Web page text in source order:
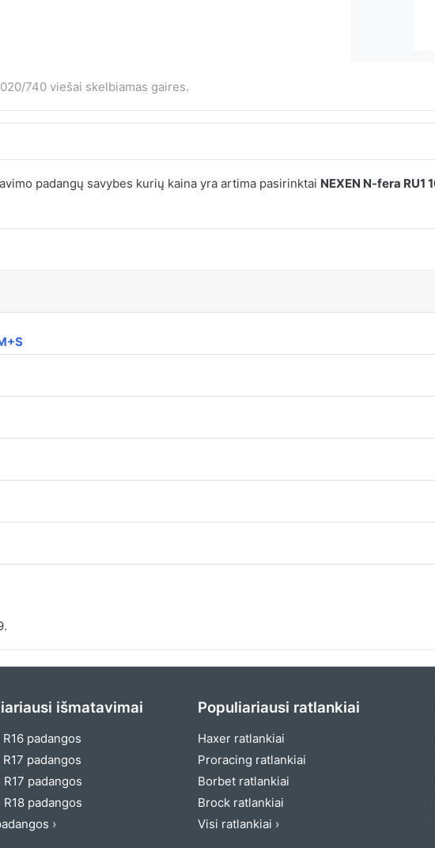
740 viešai skelbiamas gaires.
padangų savybes kurių kaina yra artima pasirinktai NEXEN N-fera RU1
išmatavimai
padangos
padangos
padangos
padangos
›
Populiariausi ratlankiai
Haxer ratlankiai
Proracing ratlankiai
Borbet ratlankiai
Brock ratlankiai
Visi ratlankiai ›